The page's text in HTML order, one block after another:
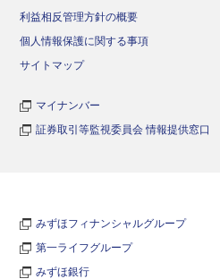
利益相反管理方針の概要
個人情報保護に関する事項
サイトマップ
マイナンバー
証券取引等監視委員会 情報提供窓口
みずほフィナンシャルグループ
第一ライフグループ
みずほ銀行